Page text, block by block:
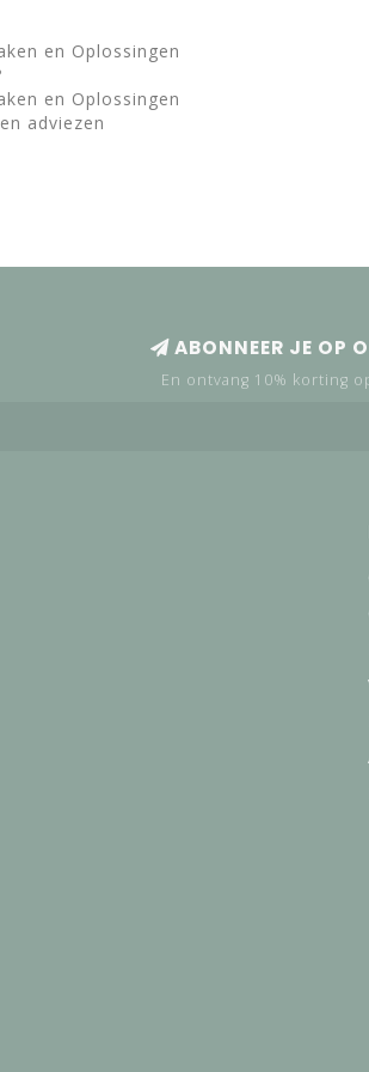
en Oplossingen
en Oplossingen
adviezen
ABONNEER JE OP
En ontvang 10% korting